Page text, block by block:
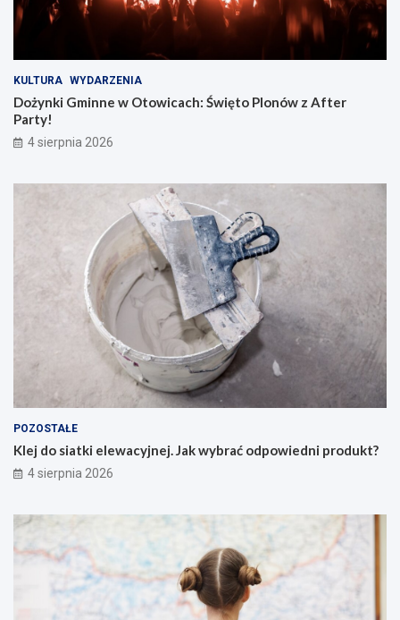
KULTURA WYDARZENIA
Dożynki Gminne w Otowicach: Święto Plonów z After
Party!
4 sierpnia 2026
POZOSTAŁE
Klej do siatki elewacyjnej. Jak wybrać odpowiedni produkt?
4 sierpnia 2026